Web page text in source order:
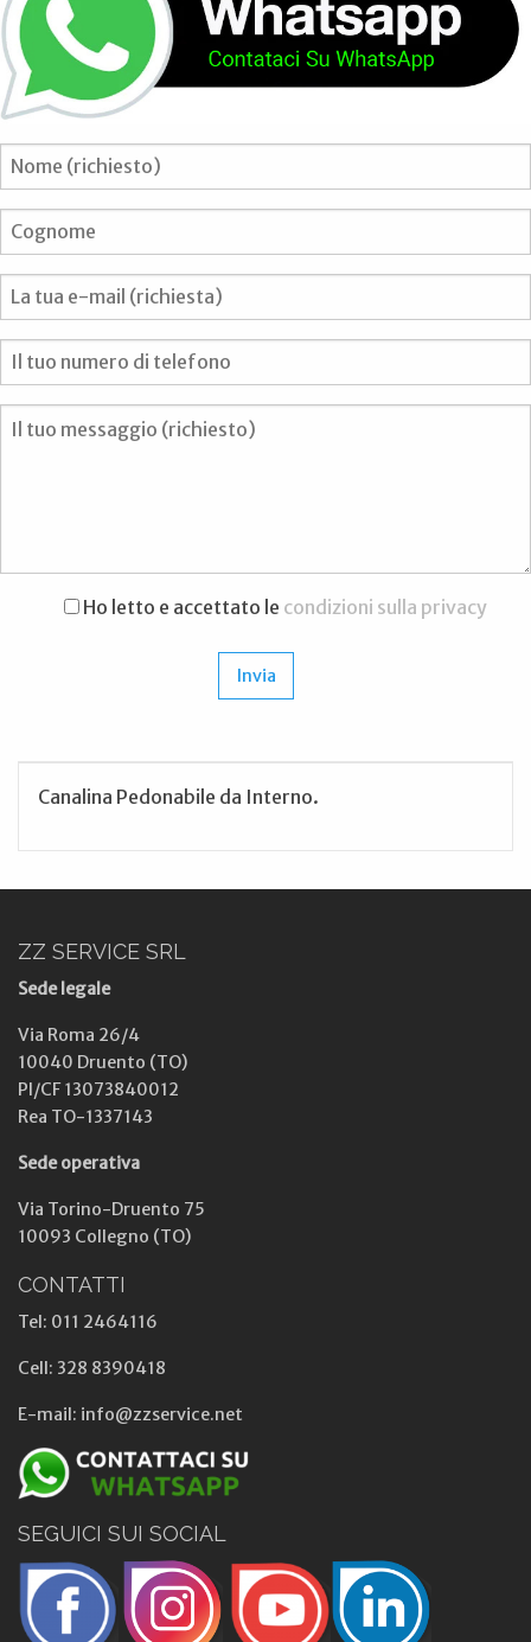
Ho letto e accettato le condizioni sulla privacy
Canalina Pedonabile da Interno.
ZZ SERVICE SRL
Sede legale
Via Roma 26/4
10040 Druento (TO)
PI/CF 13073840012
Rea TO-1337143
Sede operativa
Via Torino-Druento 75
10093 Collegno (TO)
CONTATTI
Tel: 011 2464116
Cell: 328 8390418
E-mail: info@zzservice.net
SEGUICI SUI SOCIAL